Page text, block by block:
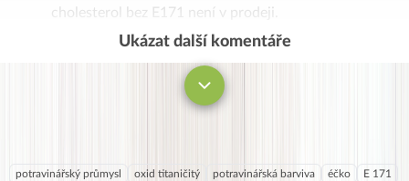
cholesterol bez E171 není v prodeji.
Ukázat další komentáře
potravinářský průmysl oxid titaničitý potravinářská barviva éčko
E 171